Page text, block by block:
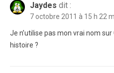
Jaydes dit :
7 octobre 2011 à 15 h 22
Je n’utilise pas mon vrai nom
histoire ?